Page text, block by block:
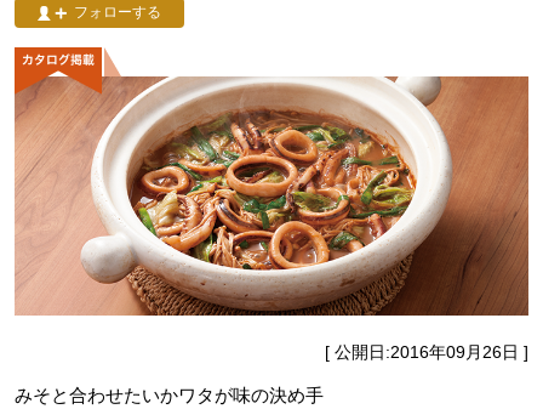
フォローする
[ 公開日:2016年09月26日 ]
みそと合わせたいかワタが味の決め手